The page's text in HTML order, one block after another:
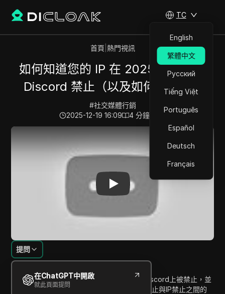
TC
English
繁體中文
Русский
Tiếng Việt
Português
Español
Deutsch
Français
首頁 熱門視訊
如何知道您的 IP 在 2025 年是否被
Discord 禁止（以及如何修復）✅
#社交媒體行銷
2025-12-19 16:09
4 分鐘 閱讀
Play Video:如何知道您的 IP 在 2025 年是否被 Discord 禁
內容介紹
提問
在ChatGPT中開啟
就此頁面提問
這段視頻解釋了如何判斷您的IP地址是否在Discord上被禁止，並
提供了解決問題的方法。它首先澄清了賬號禁止與IP禁止之間的